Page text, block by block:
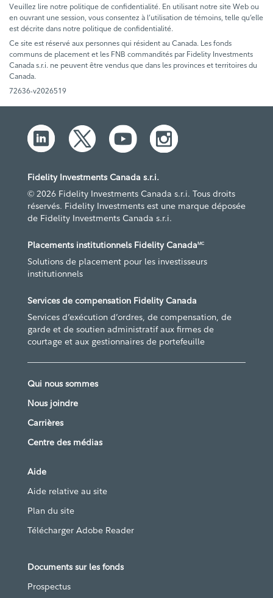
Veuillez lire notre politique de confidentialité. En utilisant notre site Web ou
en ouvrant une session, vous consentez à l’utilisation de témoins, telle qu’elle
est décrite dans notre politique de confidentialité.
Ce site est réservé aux personnes qui résident au Canada. Les fonds
communs de placement et les FNB commandités par Fidelity Investments
Canada s.r.i. ne peuvent être vendus que dans les provinces et territoires du
Canada.
72636-v2026519
Fidelity Investments Canada s.r.i.
© 2026 Fidelity Investments Canada s.r.i. Tous droits
réservés. Fidelity Investments est une marque déposée
de Fidelity Investments Canada s.r.i.
Placements institutionnels Fidelity CanadaMC
Solutions de placement pour les investisseurs
institutionnels
Services de compensation Fidelity Canada
Services d’exécution d’ordres, de compensation, de
garde et de soutien administratif aux firmes de
courtage et aux gestionnaires de portefeuille
Qui nous sommes
Nous joindre
Carrières
Centre des médias
Aide
Aide relative au site
Plan du site
Télécharger Adobe Reader
Documents sur les fonds
Prospectus